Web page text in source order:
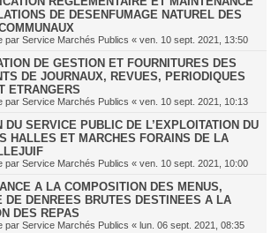
DE DESENFUMAGE NATUREL DES
par Service Marchés Publics « ven. 10 sept. 2021, 13:50
DE GESTION ET FOURNITURES DES
DE JOURNAUX, REVUES, PERIODIQUES
ETRANGERS
par Service Marchés Publics « ven. 10 sept. 2021, 10:13
DU SERVICE PUBLIC DE L’EXPLOITATION DU
HALLES ET MARCHES FORAINS DE LA
par Service Marchés Publics « ven. 10 sept. 2021, 10:00
A LA COMPOSITION DES MENUS,
DE DENREES BRUTES DESTINEES A LA
DES REPAS
par Service Marchés Publics « lun. 06 sept. 2021, 08:35